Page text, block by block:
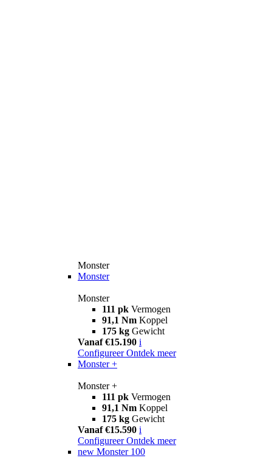
Monster
Monster
Monster
111 pk Vermogen
91,1 Nm Koppel
175 kg Gewicht
Vanaf €15.190 i
Configureer Ontdek meer
Monster +
Monster +
111 pk Vermogen
91,1 Nm Koppel
175 kg Gewicht
Vanaf €15.590 i
Configureer Ontdek meer
new Monster 100